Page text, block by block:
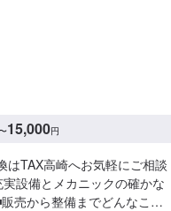
15,000円
はTAX高崎へお気軽にご相談
実設備とメカニックの確かな
売から整備までどんなこと